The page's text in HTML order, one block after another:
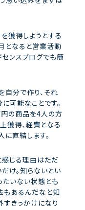
獲得しようとする
となると営業活動
センスブログでも簡
自分で作り、それ
可能なことです。
の商品を4人の方
獲得、経費となる
直結します。
じる理由はただ
け。知らないとい
たいない状態とも
もあるんだなと知
すきっかけになり